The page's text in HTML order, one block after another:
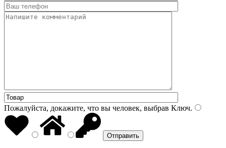
Пожалуйста, докажите, что вы человек, выбрав Ключ.